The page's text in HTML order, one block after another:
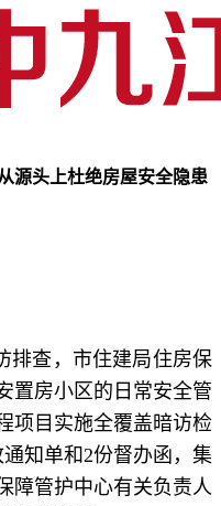
源头上杜绝房屋安全隐患
排查，市住建局住房保
置房小区的日常安全管
项目实施全覆盖暗访检
知单和2份督办函，集
障管护中心有关负责人